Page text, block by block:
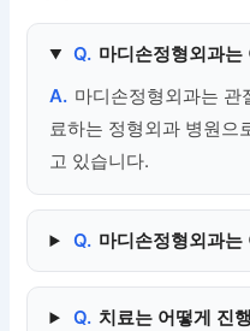
Q. 마디손정형외과는
A. 마디손정형외과는 관
료하는 정형외과 병원으
고 있습니다.
Q. 마디손정형외과는
Q. 치료는 어떻게 진